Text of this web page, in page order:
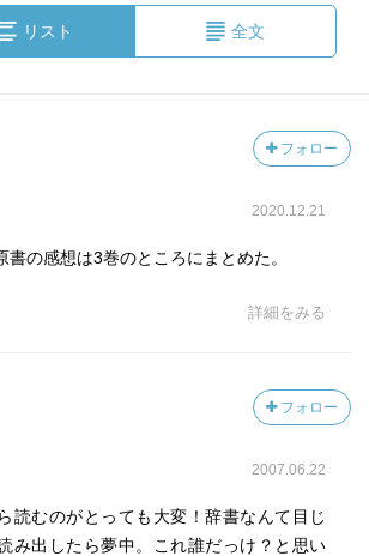
リスト 全文
フォロー
2020.12.21
書の感想は3巻のところにまとめた。
詳細をみる
フォロー
2007.06.22
読むのがとっても大変！辞書なんて目じ
み出したら夢中。これ誰だっけ？と思い